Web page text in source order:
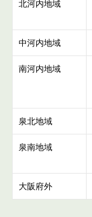
北河内地域
中河内地域
南河内地域
泉北地域
泉南地域
大阪府外